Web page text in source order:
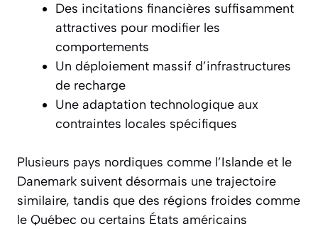
Des incitations financières suffisamment
attractives pour modifier les
comportements
Un déploiement massif d’infrastructures
de recharge
Une adaptation technologique aux
contraintes locales spécifiques
Plusieurs pays nordiques comme l’Islande et le
Danemark suivent désormais une trajectoire
similaire, tandis que des régions froides comme
le Québec ou certains États américains